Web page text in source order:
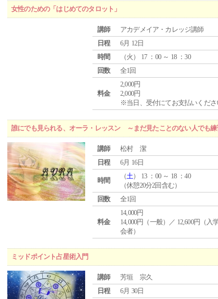
女性のための「はじめてのタロット」
講師
アカデメイア・カレッジ講師
日程
6月 12日
時間
（火 ） 17 ：00 ～ 18 ：30
回数
全1回
料金
2,000円
2,000円
※当日、受付にてお支払いくださ
誰にでも見られる、オーラ・レッスン ～まだ見たことのない人でも
講師
松村 潔
日程
6月 16日
時間
（土） 13 ：00 ～ 18 ：40
（休憩20分2回含む）
回数
全1回
料金
14,000円
14,000円（一般）／ 12,600円（入
会者）
ミッドポイント占星術入門
講師
芳垣 宗久
日程
6月 30日